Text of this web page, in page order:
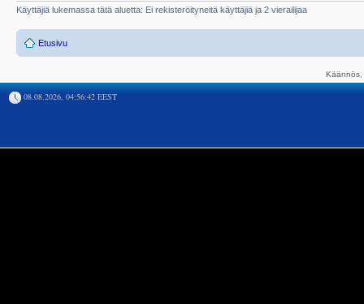
Käyttäjiä lukemassa tätä aluetta: Ei rekisteröityneitä käyttäjiä ja 2 vierailijaa
Etusivu
08.08.2026, 04:56:42 EEST